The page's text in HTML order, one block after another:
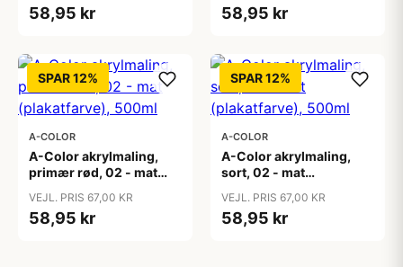
58,95 kr 58,95 kr
SPAR 12%
A-COLOR
A-Color akrylmaling,
primær rød, 02 - mat
VEJL. PRIS 67,00 KR
58,95 kr
SPAR 12%
A-COLOR
A-Color akrylmaling,
sort, 02 - mat
VEJL. PRIS 67,00 KR
58,95 kr